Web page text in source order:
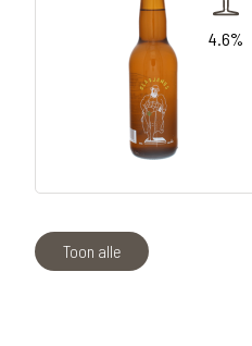
4.6%
Toon alle